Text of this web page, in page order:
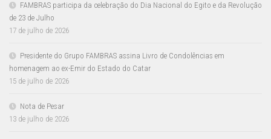
FAMBRAS participa da celebração do Dia Nacional do Egito e da Revolução
de 23 de Julho
17 de julho de 2026
Presidente do Grupo FAMBRAS assina Livro de Condolências em
homenagem ao ex-Emir do Estado do Catar
15 de julho de 2026
Nota de Pesar
13 de julho de 2026